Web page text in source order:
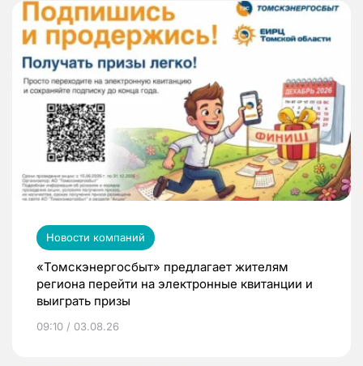
Новости компаний
«Томскэнергосбыт» предлагает жителям
региона перейти на электронные квитанции и
выиграть призы
09:10 / 03.08.26